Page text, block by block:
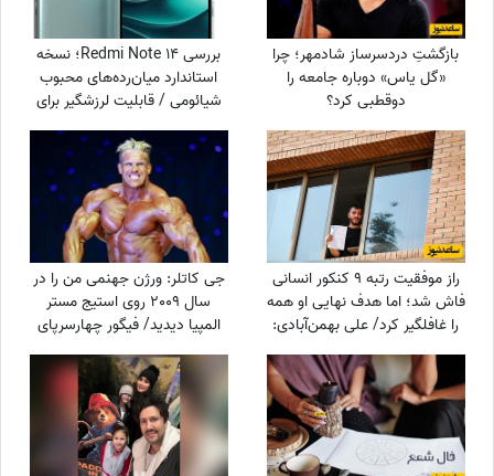
بازگشتِ دردسرساز شادمهر؛ چرا
«گل یاس» دوباره جامعه را
دو‌قطبی کرد؟
بررسی Redmi Note 14؛ نسخه
استاندارد میان‌رده‌های محبوب
شیائومی / قابلیت لرزشگیر برای
دوربین اصلی شیائومی
راز موفقیت رتبه 9 کنکور انسانی
فاش شد؛ اما هدف نهایی او همه
را غافلگیر کرد/ علی بهمن‌آبادی:
می‌خواهم جانم را ...
جی کاتلر: ورژن جهنمی من را در
سال 2009 روی استیج مستر
المپیا دیدید/ فیگور چهارسرپای
من تکرارنشدنی است +فیلم